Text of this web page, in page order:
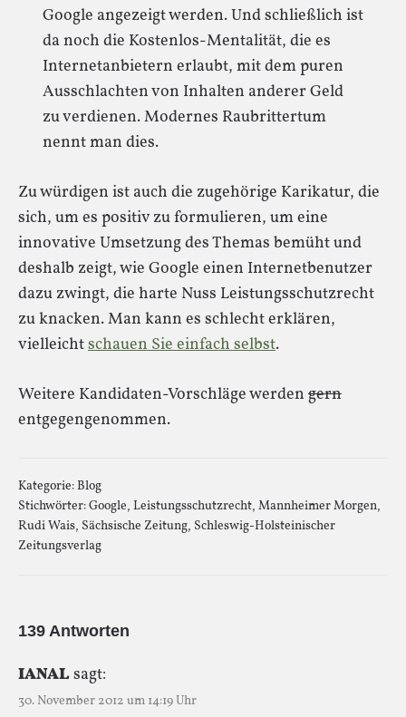
Google angezeigt werden. Und schließlich ist
da noch die Kostenlos-Mentalität, die es
Internetanbietern erlaubt, mit dem puren
Ausschlachten von Inhalten anderer Geld
zu verdienen. Modernes Raubrittertum
nennt man dies.
Zu würdigen ist auch die zugehörige Karikatur, die
sich, um es positiv zu formulieren, um eine
innovative Umsetzung des Themas bemüht und
deshalb zeigt, wie Google einen Internetbenutzer
dazu zwingt, die harte Nuss Leistungsschutzrecht
zu knacken. Man kann es schlecht erklären,
vielleichtschauen Sie einfach selbst.
Weitere Kandidaten-Vorschläge werden gern
entgegengenommen.
Kategorie:Blog
Stichwörter:Google, Leistungsschutzrecht, Mannheimer Morgen,
Rudi Wais, Sächsische Zeitung, Schleswig-Holsteinischer
Zeitungsverlag
139 Antworten
IANALsagt:
30. November 2012 um 14:19 Uhr